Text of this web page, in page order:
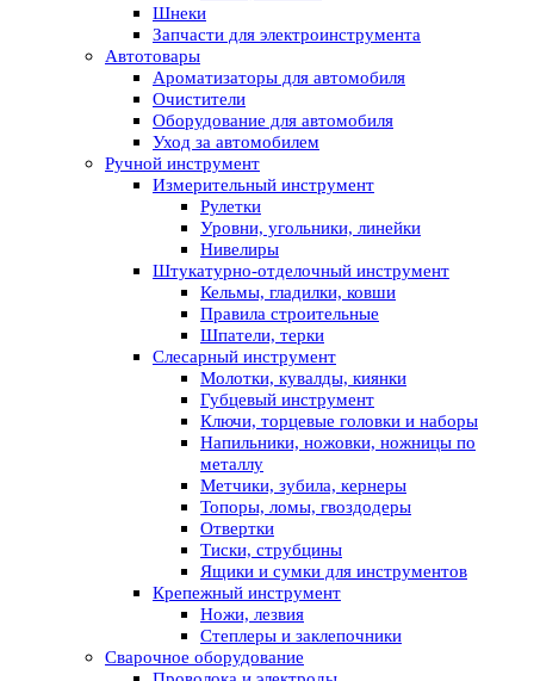
Шнеки
Запчасти для электроинструмента
Автотовары
Ароматизаторы для автомобиля
Очистители
Оборудование для автомобиля
Уход за автомобилем
Ручной инструмент
Измерительный инструмент
Рулетки
Уровни, угольники, линейки
Нивелиры
Штукатурно-отделочный инструмент
Кельмы, гладилки, ковши
Правила строительные
Шпатели, терки
Слесарный инструмент
Молотки, кувалды, киянки
Губцевый инструмент
Ключи, торцевые головки и наборы
Напильники, ножовки, ножницы по
металлу
Метчики, зубила, кернеры
Топоры, ломы, гвоздодеры
Отвертки
Тиски, струбцины
Ящики и сумки для инструментов
Крепежный инструмент
Ножи, лезвия
Степлеры и заклепочники
Сварочное оборудование